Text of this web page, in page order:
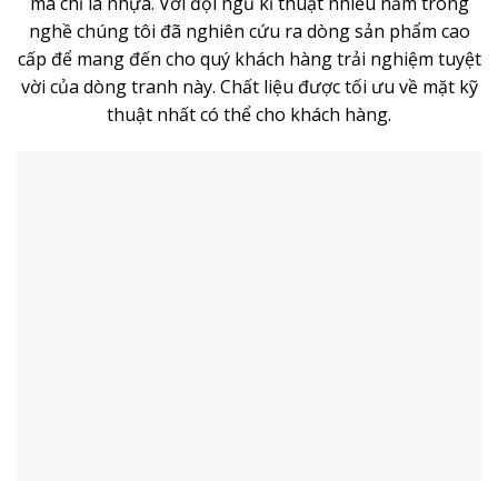
nghề chúng tôi đã nghiên cứu ra dòng sản phẩm cao
cấp để mang đến cho quý khách hàng trải nghiệm tuyệt
vời của dòng tranh này. Chất liệu được tối ưu về mặt kỹ
thuật nhất có thể cho khách hàng.